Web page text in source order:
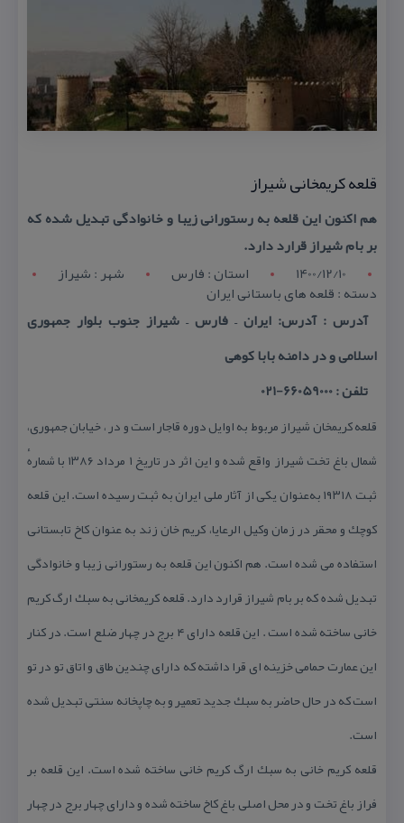
قلعه كریمخانی شیراز
هم اكنون این قلعه به رستورانی زیبا و خانوادگی تبدیل شده كه
بر بام شیراز قرارد دارد.
1400/12/10
استان : فارس شهر : شيراز
دسته : قلعه های باستانی ایران
آدرس : آدرس: ایران – فارس – شیراز جنوب بلوار جمهوری
اسلامی و در دامنه بابا كوهی
تلفن : 66059000-021
قلعه كریمخان شیراز مربوط به اوایل دوره قاجار است و در ، خیابان جمهوری،
شمال باغ تخت شیراز واقع شده و این اثر در تاریخ ۱ مرداد ۱۳۸۶ با شمارهٔ
ثبت ۱۹۳۱۸ به‌عنوان یكی از آثار ملی ایران به ثبت رسیده است. این قلعه
كوچك و محقر در زمان وكیل الرعایا، كریم خان زند به عنوان كاخ تابستانی
استفاده می شده است. هم اكنون این قلعه به رستورانی زیبا و خانوادگی
تبدیل شده كه بر بام شیراز قرارد دارد. قلعه كریمخانی به سبك ارگ كریم
خانی ساخته شده است . این قلعه دارای ۴ برج در چهار ضلع است. در كنار
این عمارت حمامی خزینه ای قرا داشته كه دارای چندین طاق و اتاق تو در تو
است كه در حال حاضر به سبك جدید تعمیر و به چاپخانه سنتی تبدیل شده
است.
قلعه كریم خانی به سبك ارگ كریم خانی ساخته شده است. این قلعه بر
فراز باغ تخت و در محل اصلی باغ كاخ ساخته شده و دارای چهار برج در چهار